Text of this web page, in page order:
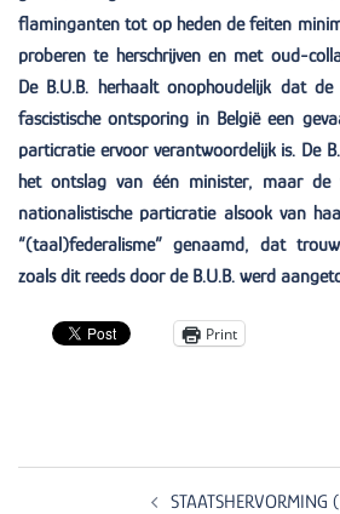
flaminganten tot op heden de feiten
proberen te herschrijven en met oud-
De B.U.B. herhaalt onophoudelijk dat
fascistische ontsporing in België een
particratie ervoor verantwoordelijk is. De
het ontslag van één minister, maar de
nationalistische particratie alsook van
“(taal)federalisme” genaamd, dat
zoals dit reeds door de B.U.B. werd
Print
Post
STAATSHERVORMING